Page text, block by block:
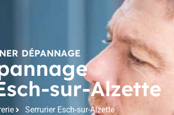
DÉPANNAGE
sur-Alzette
Serrurier Esch-sur-Alzette